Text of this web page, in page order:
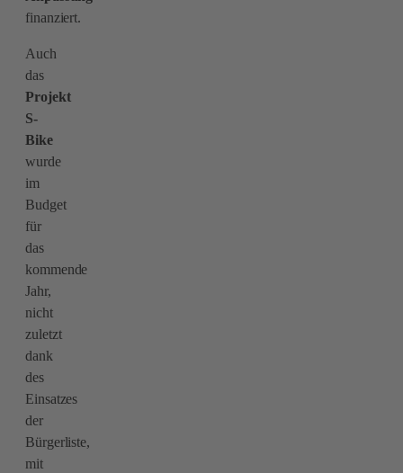
finanziert.
Auch
das
Projekt
S-
Bike
wurde
im
Budget
für
das
kommende
Jahr,
nicht
zuletzt
dank
des
Einsatzes
der
Bürgerliste,
mit